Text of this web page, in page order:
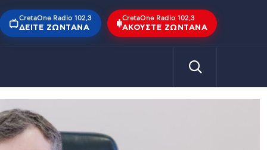
CretaOne Radio 102,3
ΔΕΊΤΕ ΖΩΝΤΑΝΆ
CretaOne Radio 102,3
ΑΚΟΎΣΤΕ ΖΩΝΤΑΝΆ